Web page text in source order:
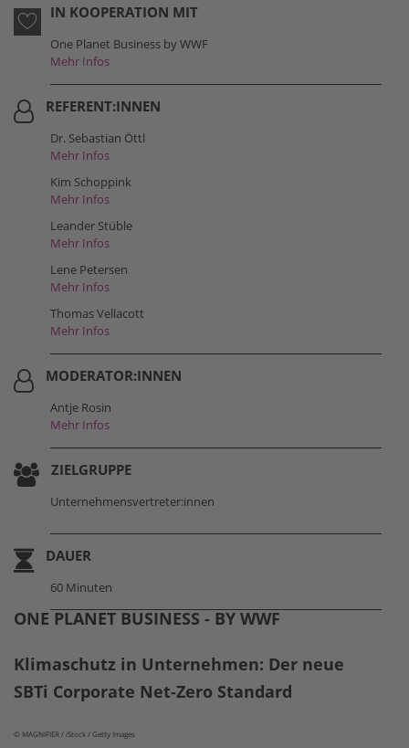
IN KOOPERATION MIT
One Planet Business by WWF
Mehr Infos
REFERENT:INNEN
Dr. Sebastian Öttl
Mehr Infos
Kim Schoppink
Mehr Infos
Leander Stüble
Mehr Infos
Lene Petersen
Mehr Infos
Thomas Vellacott
Mehr Infos
MODERATOR:INNEN
Antje Rosin
Mehr Infos
ZIELGRUPPE
Unternehmensvertreter:innen
DAUER
60 Minuten
ONE PLANET BUSINESS - BY WWF
Klimaschutz in Unternehmen: Der neue
SBTi Corporate Net-Zero Standard
© MAGNIFIER / iStock / Getty Images